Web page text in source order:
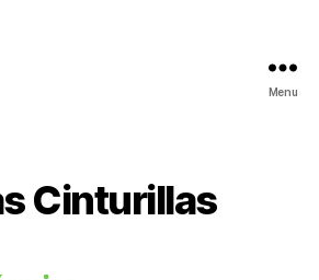
Menu
Cinturillas